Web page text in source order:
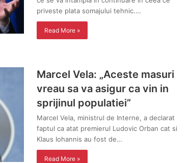
priveste plata somajului tehnic.…
Read More »
Marcel Vela: „Aceste masuri
vreau sa va asigur ca vin in
sprijinul populatiei”
Marcel Vela, ministrul de Interne, a declarat
faptul ca atat premierul Ludovic Orban cat si
Klaus Iohannis au fost de…
Read More »